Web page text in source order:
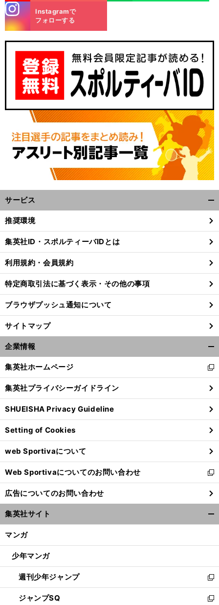
m
Instagramで
フォローする
サービス
閉
る
推奨環境
集英社ID・スポルティーバIDとは
利用規約・会員規約
特定商取引法に基づく表示・その他の事項
ブラウザプッシュ通知について
サイトマップ
企業情報
閉
る
集英社ホームページ
新
し
い
ウ
ィ
ン
ド
ウ
で
開
く
集英社プライバシーガイドライン
SHUEISHA Privacy Guideline
Setting of Cookies
web Sportivaについて
Web Sportivaについてのお問い合わせ
新
し
い
ウ
ィ
ン
ウ
開
く
広告についてのお問い合わせ
集英社サイト
マンガ
少年マンガ
週刊少年ジャンプ
新
し
い
ジャンプSQ
新